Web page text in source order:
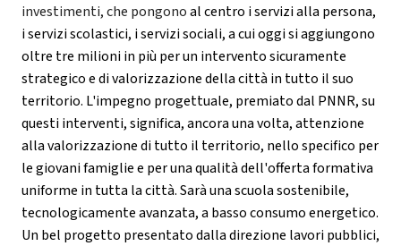
investimenti, che pongonoal centro i servizi alla persona,
i servizi scolastici, i servizi sociali, a cui oggi si aggiungono
oltre tre milioni in più per un intervento sicuramente
strategico e di valorizzazione della città in tutto il suo
territorio. L'impegno progettuale, premiato dal PNNR, su
questi interventi, significa, ancora una volta, attenzione
alla valorizzazione di tutto il territorio, nello specifico per
le giovani famiglie e per una qualità dell'offerta formativa
uniforme in tutta la città. Sarà una scuola sostenibile,
tecnologicamente avanzata, a basso consumo energetico.
Un bel progetto presentato dalla direzione lavori pubblici,